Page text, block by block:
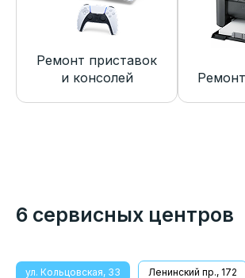
Ремонт приставок
и консолей
6 сервисных центров
ул. Кольцовская, 33 Ленинский пр., 172